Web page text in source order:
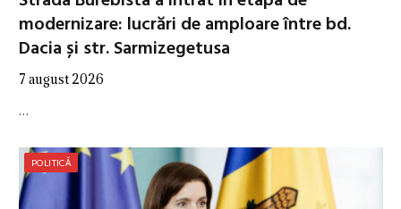
modernizare: lucrări de amploare între bd.
Dacia și str. Sarmizegetusa
7 august 2026
…
POLITICĂ